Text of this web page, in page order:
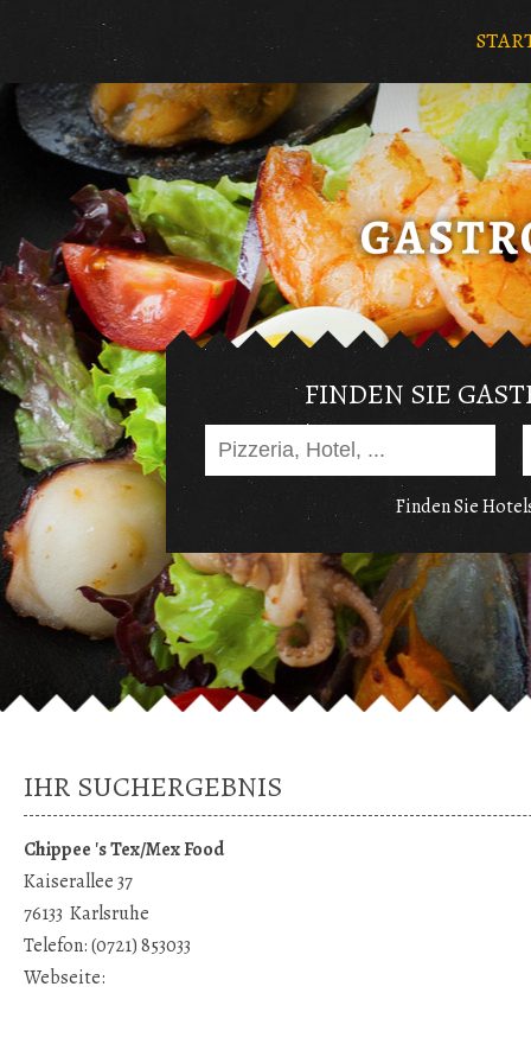
FINDEN SIE
Finden Sie
IHR SUCHERGEBNIS
Chippee 's Tex/Mex Food
Kaiserallee 37
76133 Karlsruhe
Telefon:(0721) 853033
Webseite: